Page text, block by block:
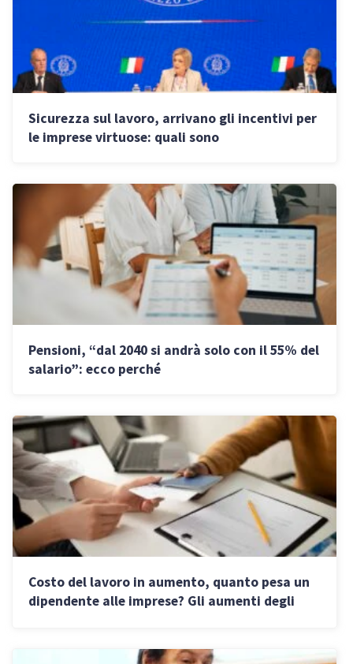
Sicurezza sul lavoro, arrivano gli incentivi per
le imprese virtuose: quali sono
Pensioni, “dal 2040 si andrà solo con il 55% del
salario”: ecco perché
Costo del lavoro in aumento, quanto pesa un
dipendente alle imprese? Gli aumenti degli